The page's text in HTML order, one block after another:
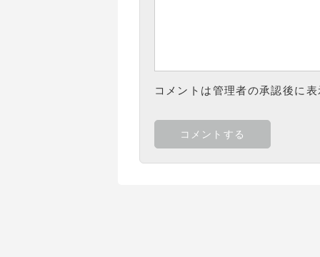
コメントは管理者の承認後に表